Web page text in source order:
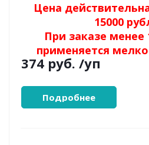
Цена
15000
При заказе менее
применяется
374 руб. /уп
Подробнее